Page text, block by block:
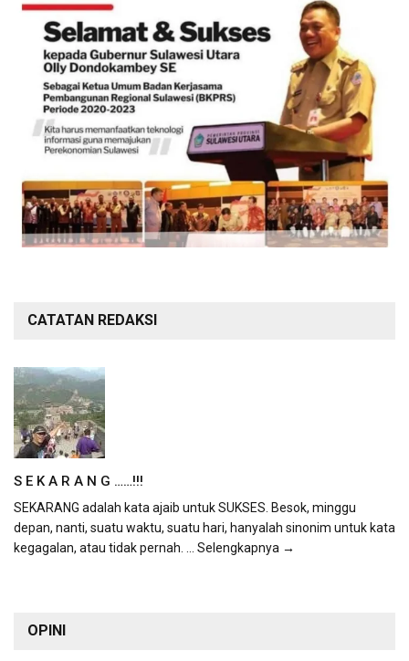
CATATAN REDAKSI
S E K A R A N G ……!!!
SEKARANG adalah kata ajaib untuk SUKSES. Besok, minggu
depan, nanti, suatu waktu, suatu hari, hanyalah sinonim untuk kata
kegagalan, atau tidak pernah. ... Selengkapnya →
OPINI